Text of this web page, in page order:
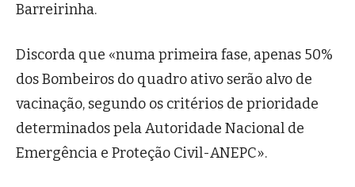
Barreirinha.
Discorda que «numa primeira fase, apenas 50%
dos Bombeiros do quadro ativo serão alvo de
vacinação, segundo os critérios de prioridade
determinados pela Autoridade Nacional de
Emergência e Proteção Civil-ANEPC».